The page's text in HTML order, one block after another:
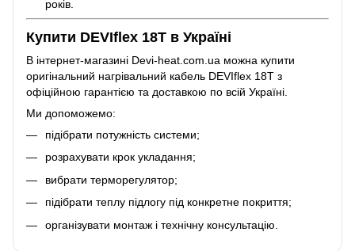
років.
Купити DEVIflex 18T в Україні
В інтернет-магазині Devi-heat.com.ua можна купити
оригінальний нагрівальний кабель DEVIflex 18T з
офіційною гарантією та доставкою по всій Україні.
Ми допоможемо:
підібрати потужність системи;
розрахувати крок укладання;
вибрати терморегулятор;
підібрати теплу підлогу під конкретне покриття;
організувати монтаж і технічну консультацію.